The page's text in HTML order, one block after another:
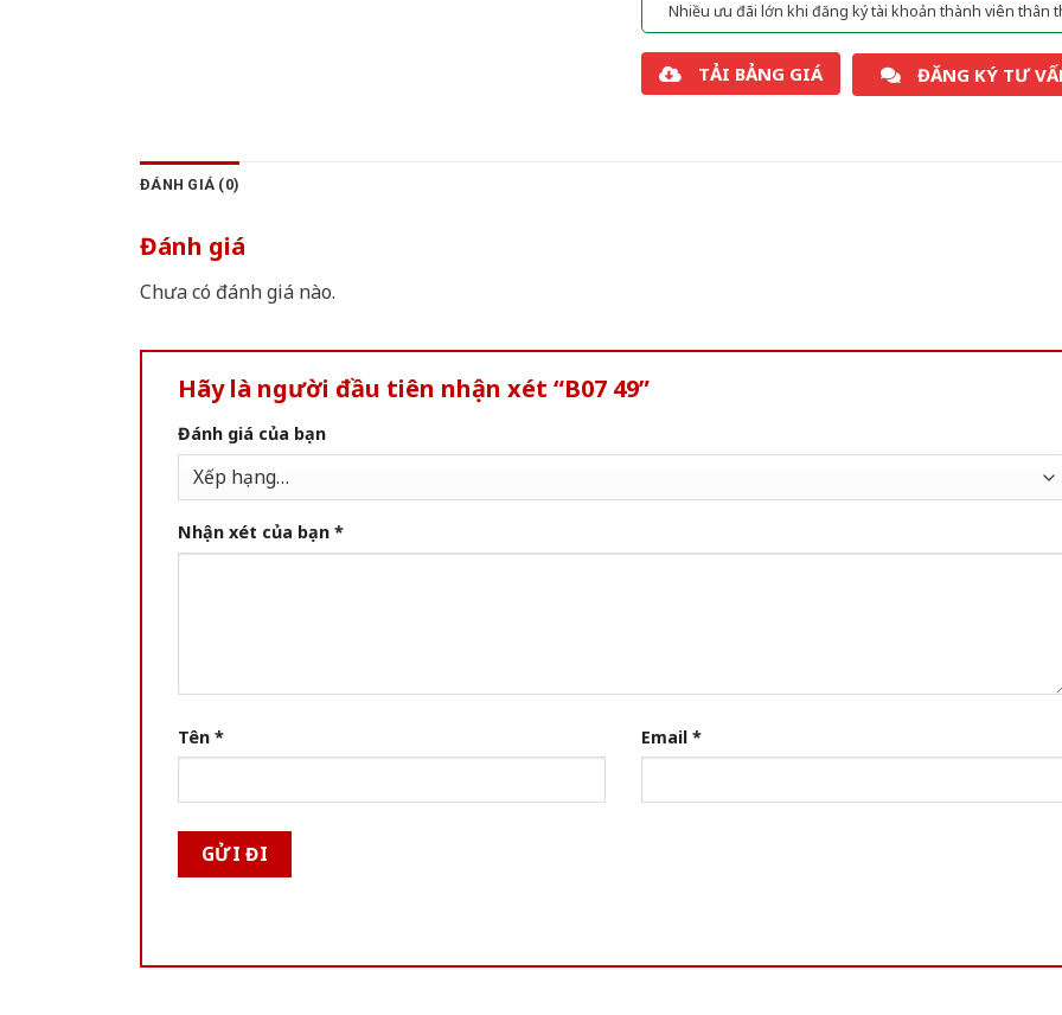
Nhiều ưu đãi lớn khi đăng ký tài khoản thành viên thân
TẢI BẢNG GIÁ ĐĂNG KÝ TƯ
ĐÁNH GIÁ (0)
Đánh giá
Chưa có đánh giá nào.
Hãy là người đầu tiên nhận xét “B07 49”
Đánh giá của bạn
Nhận xét của bạn *
Tên * Email *